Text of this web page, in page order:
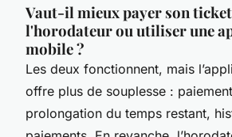
Vaut-il mieux payer son
l'horodateur ou utiliser une
mobile ?
Les deux fonctionnent, mais
offre plus de souplesse :
prolongation du temps restant,